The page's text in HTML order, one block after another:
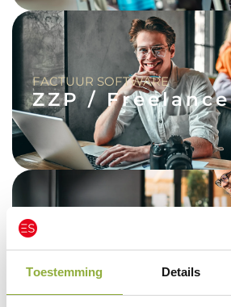
Toestemming Details
FACTUUR SOFTWARE
ZZP / Freelance
SALON SOFTWARE